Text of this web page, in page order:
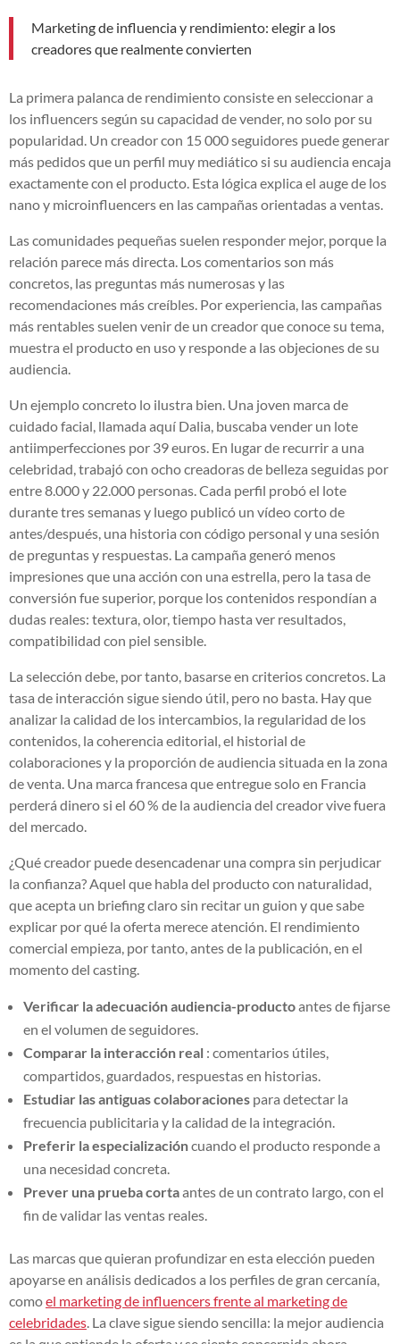
Marketing de influencia y rendimiento: elegir a los
creadores que realmente convierten
La primera palanca de rendimiento consiste en seleccionar a
los influencers según su capacidad de vender, no solo por su
popularidad. Un creador con 15 000 seguidores puede generar
más pedidos que un perfil muy mediático si su audiencia encaja
exactamente con el producto. Esta lógica explica el auge de los
nano y microinfluencers en las campañas orientadas a ventas.
Las comunidades pequeñas suelen responder mejor, porque la
relación parece más directa. Los comentarios son más
concretos, las preguntas más numerosas y las
recomendaciones más creíbles. Por experiencia, las campañas
más rentables suelen venir de un creador que conoce su tema,
muestra el producto en uso y responde a las objeciones de su
audiencia.
Un ejemplo concreto lo ilustra bien. Una joven marca de
cuidado facial, llamada aquí Dalia, buscaba vender un lote
antiimperfecciones por 39 euros. En lugar de recurrir a una
celebridad, trabajó con ocho creadoras de belleza seguidas por
entre 8.000 y 22.000 personas. Cada perfil probó el lote
durante tres semanas y luego publicó un vídeo corto de
antes/después, una historia con código personal y una sesión
de preguntas y respuestas. La campaña generó menos
impresiones que una acción con una estrella, pero la tasa de
conversión fue superior, porque los contenidos respondían a
dudas reales: textura, olor, tiempo hasta ver resultados,
compatibilidad con piel sensible.
La selección debe, por tanto, basarse en criterios concretos. La
tasa de interacción sigue siendo útil, pero no basta. Hay que
analizar la calidad de los intercambios, la regularidad de los
contenidos, la coherencia editorial, el historial de
colaboraciones y la proporción de audiencia situada en la zona
de venta. Una marca francesa que entregue solo en Francia
perderá dinero si el 60 % de la audiencia del creador vive fuera
del mercado.
¿Qué creador puede desencadenar una compra sin perjudicar
la confianza? Aquel que habla del producto con naturalidad,
que acepta un briefing claro sin recitar un guion y que sabe
explicar por qué la oferta merece atención. El rendimiento
comercial empieza, por tanto, antes de la publicación, en el
momento del casting.
Verificar la adecuación audiencia-productoantes de fijarse
en el volumen de seguidores.
Comparar la interacción real : comentarios útiles,
compartidos, guardados, respuestas en historias.
Estudiar las antiguas colaboraciones para detectar la
frecuencia publicitaria y la calidad de la integración.
Preferir la especializacióncuando el producto responde a
una necesidad concreta.
Prever una prueba cortaantes de un contrato largo, con el
fin de validar las ventas reales.
Las marcas que quieran profundizar en esta elección pueden
apoyarse en análisis dedicados a los perfiles de gran cercanía,
comoel marketing de influencers frente al marketing de
celebridades . La clave sigue siendo sencilla: la mejor audiencia